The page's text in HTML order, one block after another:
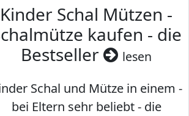
Kinder Schal Mützen -
kaufen - die
Bestseller
lesen
Schal und Mütze in einem -
bei Eltern sehr beliebt - die